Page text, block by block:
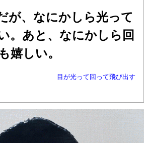
が、なにかしら光って
。あと、なにかしら回
嬉しい。
目が光って回って飛び出す